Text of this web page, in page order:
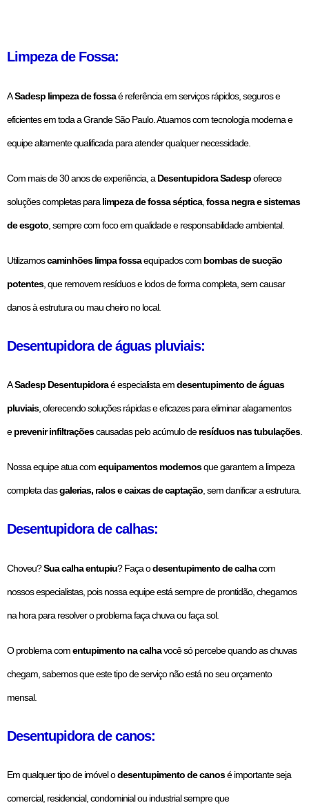
Limpeza de Fossa:
ASadesp limpeza de fossaé referência em serviços rápidos, seguros e
eficientes em toda a Grande São Paulo. Atuamos com tecnologia moderna e
equipe altamente qualificada para atender qualquer necessidade.
Com mais de 30 anos de experiência, a Desentupidora Sadespoferece
soluções completas para limpeza de fossa séptica, fossa negra e sistemas
de esgoto , sempre com foco em qualidade e responsabilidade ambiental.
Utilizamoscaminhões limpa fossaequipados com bombas de sucção
potentes, que removem resíduos e lodos de forma completa, sem causar
danos à estrutura ou mau cheiro no local.
Desentupidora de águas pluviais:
ASadesp Desentupidoraé especialista emdesentupimento de águas
pluviais, oferecendo soluções rápidas e eficazes para eliminar alagamentos
eprevenir infiltraçõescausadas pelo acúmulo deresíduos nas tubulações.
Nossa equipe atua comequipamentos modernosque garantem a limpeza
completa dasgalerias, ralos e caixas de captação, sem danificar a estrutura.
Desentupidora de calhas:
Choveu?Sua calha entupiu? Faça odesentupimento de calhacom
nossos especialistas, pois nossa equipe está sempre de prontidão, chegamos
na hora para resolver o problema faça chuva ou faça sol.
O problema comentupimento na calhavocê só percebe quando as chuvas
chegam, sabemos que este tipo de serviço não está no seu orçamento
mensal.
Desentupidora de canos:
Em qualquer tipo de imóvel odesentupimento de canosé importante seja
comercial, residencial, condominial ou industrial sempre que